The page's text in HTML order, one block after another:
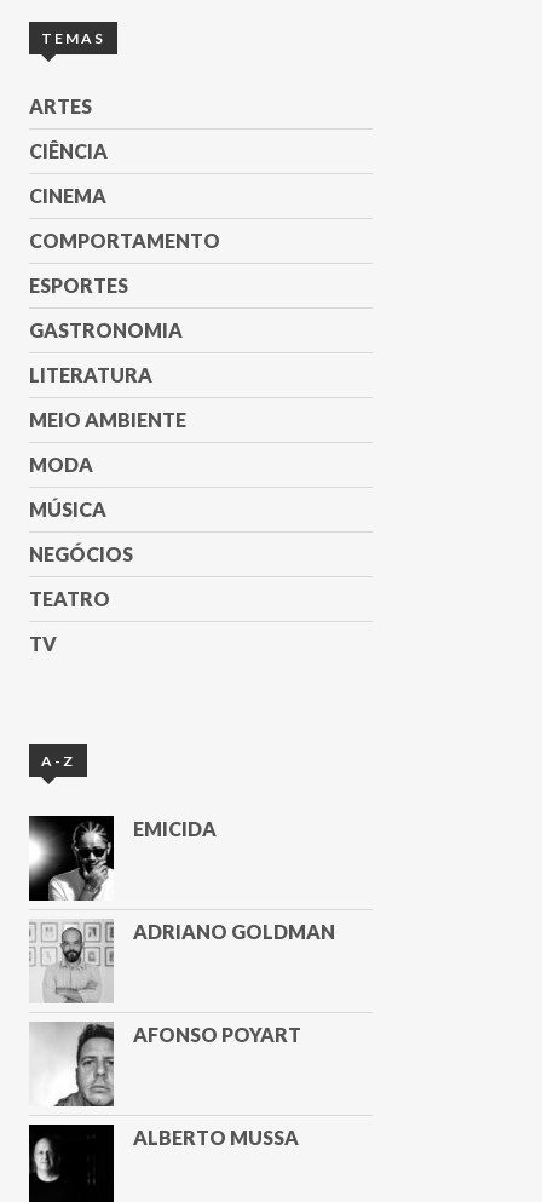
TEMAS
ARTES
CIÊNCIA
CINEMA
COMPORTAMENTO
ESPORTES
GASTRONOMIA
LITERATURA
MEIO AMBIENTE
MODA
MÚSICA
NEGÓCIOS
TEATRO
TV
A-Z
EMICIDA
ADRIANO GOLDMAN
AFONSO POYART
ALBERTO MUSSA